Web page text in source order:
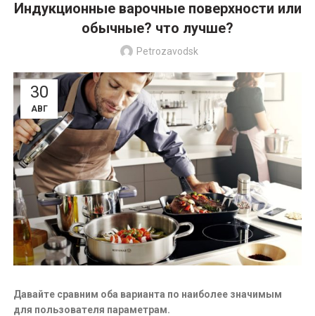
Индукционные варочные поверхности или
обычные? что лучше?
Petrozavodsk
30
АВГ
Давайте сравним оба варианта по наиболее значимым
для пользователя параметрам.